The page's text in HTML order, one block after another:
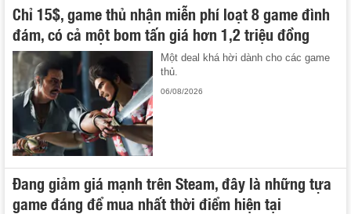
Chỉ 15$, game thủ nhận miễn phí loạt 8 game đình
đám, có cả một bom tấn giá hơn 1,2 triệu đồng
Một deal khá hời dành cho các game
thủ.
06/08/2026
Đang giảm giá mạnh trên Steam, đây là những tựa
game đáng để mua nhất thời điểm hiện tại